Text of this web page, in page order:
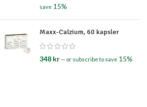
save 15%
Maxx-Calzium, 60 kapsler
348 kr— or subscribe to save 15%